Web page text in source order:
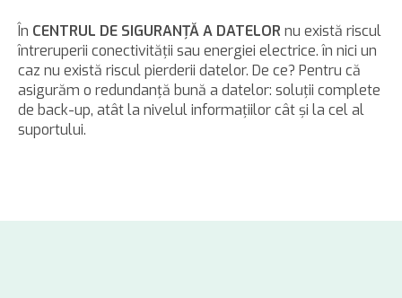
În CENTRUL DE SIGURANŢĂ A DATELOR nu există riscul
întreruperii conectivităţii sau energiei electrice. în nici un
caz nu există riscul pierderii datelor. De ce? Pentru că
asigurăm o redundanţă bună a datelor: soluţii complete
de back-up, atât la nivelul informaţiilor cât şi la cel al
suportului.